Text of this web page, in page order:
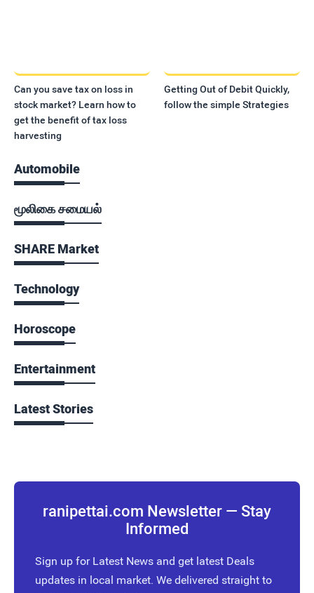
Can you save tax on loss in
stock market? Learn how to
get the benefit of tax loss
harvesting
Getting Out of Debit Quickly,
follow the simple Strategies
Automobile
மூலிகை சமையல்
SHARE Market
Technology
Horoscope
Entertainment
Latest Stories
ranipettai.com Newsletter — Stay
Informed
Sign up for Latest News and get latest Deals
updates in local market. We delivered straight to